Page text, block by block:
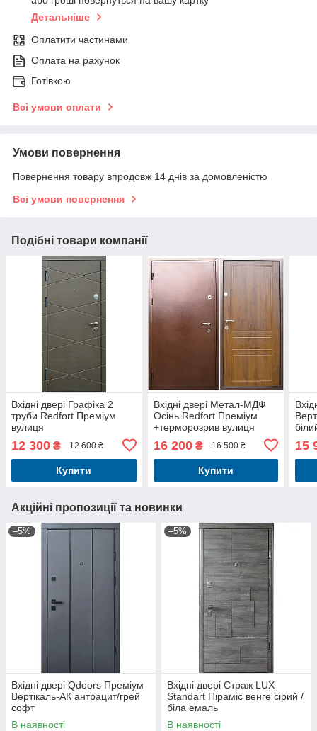
Детальніше
Оплатити частинами
Оплата на рахунок
Готівкою
Всі умови оплати
Умови повернення
Повернення товару впродовж 14 днів за домовленістю
Всі умови повернення
Подібні товари компанії
Вхідні двері Графіка 2
труби Redfort Преміум
вулиця
12 300 ₴ 12 600 ₴
Купити
Вхідні двері Метал-МДФ
Осінь Redfort Преміум
+терморозрив вулиця
16 200₴ 16 500 ₴
Купити
15
Акційні пропозиції та новинки
–5%
Вхідні двері Qdoors Преміум
Вертікаль-АК антрацит/грей
софт
В наявності
–5%
Вхідні двері Страж LUX
Standart Піраміс венге сірий /
біла емаль
В наявності